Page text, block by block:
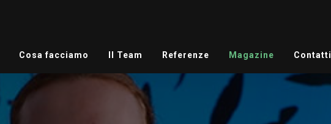
Cosa facciamo Il Team Referenze Magazine Contatti